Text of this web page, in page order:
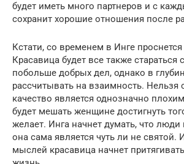
будет иметь много партнеров и с
сохранит хорошие отношения после
Кстати, со временем в Инге
Красавица будет все также стараться
побольше добрых дел, однако в
рассчитывать на взаимность. Нельзя
качество является однозначно
будет мешать женщине достигнуть
желает. Инга начнет думать, что люди
она сама является чуть ли не святой.
мыслей красавица начнет